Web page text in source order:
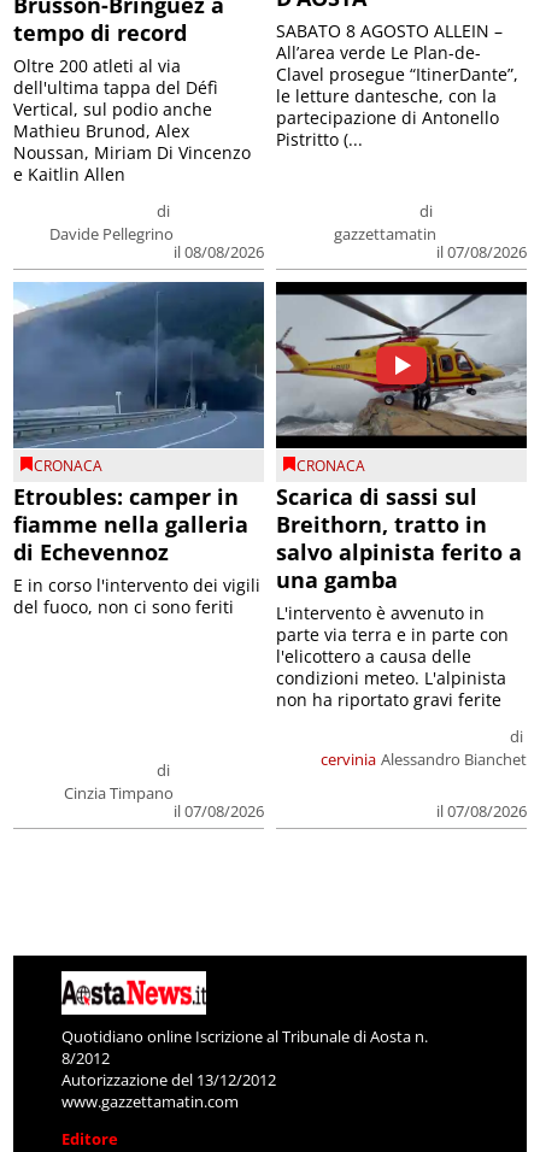
tempo di record
di
Davide Pellegrino
il 08/08/2026
Oltre 200 atleti al via
dell'ultima tappa del Défì
Vertical, sul podio anche
Mathieu Brunod, Alex
Noussan, Miriam Di Vincenzo
e Kaitlin Allen
di
gazzettamatin
il 07/08/2026
SABATO 8 AGOSTO ALLEIN –
All’area verde Le Plan-de-
Clavel prosegue “ItinerDante”,
le letture dantesche, con la
partecipazione di Antonello
Pistritto (...
CRONACA
Etroubles: camper in
fiamme nella galleria
di Echevennoz
di
Cinzia Timpano
il 07/08/2026
E in corso l'intervento dei vigili
del fuoco, non ci sono feriti
CRONACA
Scarica di sassi sul
Breithorn, tratto in
salvo alpinista ferito a
una gamba
cervinia
di
Alessandro Bianchet
il 07/08/2026
L'intervento è avvenuto in
parte via terra e in parte con
l'elicottero a causa delle
condizioni meteo. L'alpinista
non ha riportato gravi ferite
Quotidiano online Iscrizione al Tribunale di Aosta n.
8/2012
Autorizzazione del 13/12/2012
www.gazzettamatin.com
Editore